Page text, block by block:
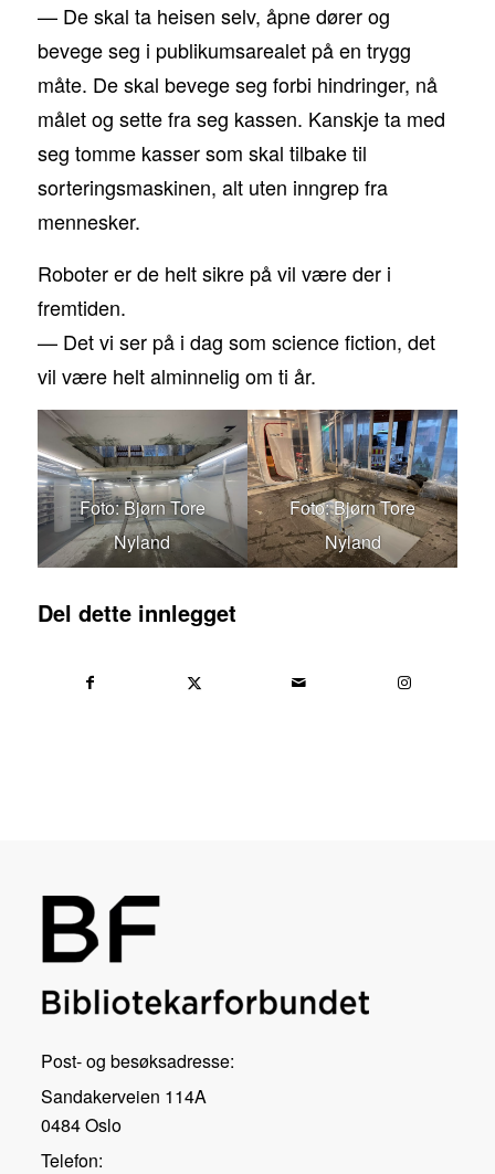
— De skal ta heisen selv, åpne dører og
bevege seg i publikumsarealet på en trygg
måte. De skal bevege seg forbi hindringer, nå
målet og sette fra seg kassen. Kanskje ta med
seg tomme kasser som skal tilbake til
sorteringsmaskinen, alt uten inngrep fra
mennesker.
Roboter er de helt sikre på vil være der i
fremtiden.
— Det vi ser på i dag som science fiction, det
vil være helt alminnelig om ti år.
Foto: Bjørn Tore
Nyland
Foto: Bjørn Tore
Nyland
Del dette innlegget
Post- og besøksadresse:
Sandakerveien 114A
0484 Oslo
Telefon: